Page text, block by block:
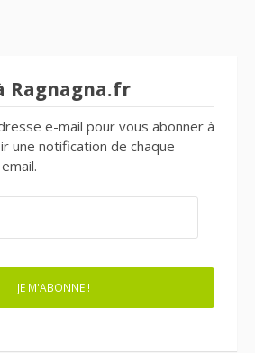
Ragnagna.fr
e-mail pour vous abonner à
une notification de chaque
JE M'ABONNE !